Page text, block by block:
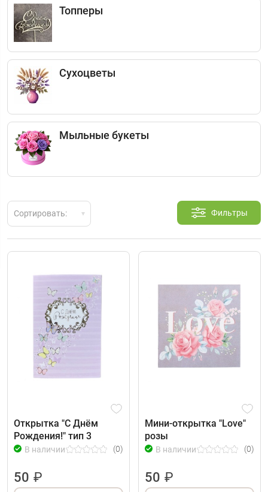
Топперы
Сухоцветы
Мыльные букеты
Фильтры
Сортировать:
Открытка "С Днём
Рождения!" тип 3
В наличии (0)
50 ₽
Мини-открытка "Love"
розы
В наличии (0)
50 ₽